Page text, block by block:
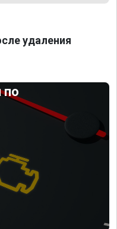
удаления
по